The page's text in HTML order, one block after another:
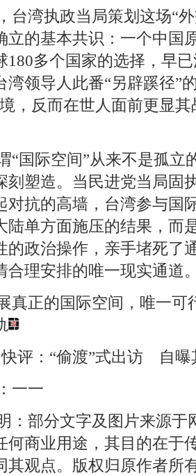
台湾执政当局策划这场“
立的基本共识：一个中国
180多个国家的选择，早
湾领导人此番“另辟蹊径”
，反而在世人面前更显
“国际空间”从来不是孤立
刻塑造。当民进党当局固
对抗的高墙，台湾参与国
陆单方面施压的结果，而
政治操作，亲手堵死了
合理安排的唯一现实通道
真正的国际空间，唯一可
评：“偷渡”式出访 自曝
一一
：部分文字及图片来源
何商业用途，其目的在于
其观点。版权归原作者所